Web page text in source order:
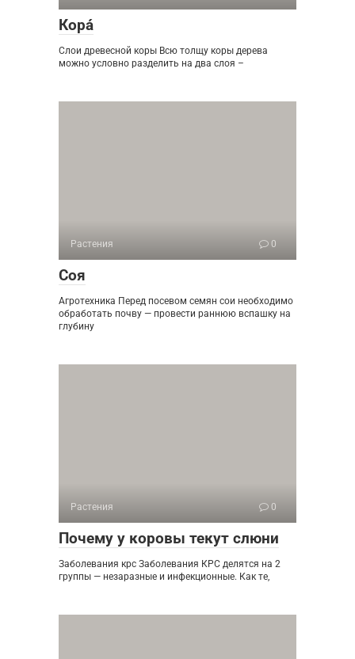
Кора́
Слои древесной коры Всю толщу коры дерева
можно условно разделить на два слоя –
Растения 0
Соя
Агротехника Перед посевом семян сои необходимо
обработать почву — провести раннюю вспашку на
глубину
Растения 0
Почему у коровы текут слюни
Заболевания крс Заболевания КРС делятся на 2
группы — незаразные и инфекционные. Как те,